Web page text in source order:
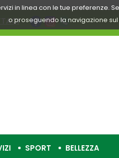
in linea con le tue preferenze.
o proseguendo la navigazione
SPORT BELLEZZA